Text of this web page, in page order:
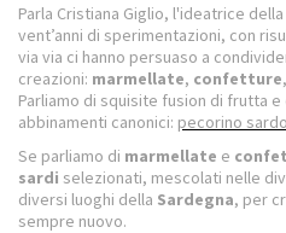
Parla Cristiana Giglio, l'ideatrice della
vent’anni di sperimentazioni, con
via via ci hanno persuaso a
creazioni: marmellate, confetture,
Parliamo di squisite fusion di frutta
abbinamenti canonici: pecorino sardo
Se parliamo di marmellate e
sardi selezionati, mescolati nelle
diversi luoghi della Sardegna, per
sempre nuovo.